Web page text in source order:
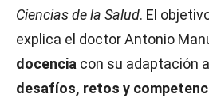
Ciencias de la Salud. El
explica el doctor Antonio
docencia con su adaptación
desafíos, retos y